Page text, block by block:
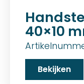
40×10
Bekijken